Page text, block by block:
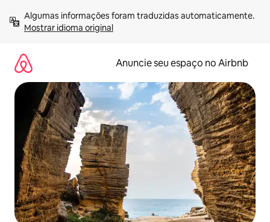
para
Mostrar idioma original
Anuncie seu espaço no Airbnb